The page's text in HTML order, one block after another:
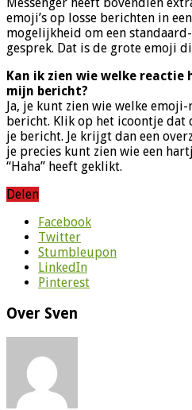
emoji’s op losse berichten in
mogelijkheid om een
gesprek. Dat is de grote emoji
Kan ik zien wie welke
mijn bericht?
Ja, je kunt zien wie welke
bericht. Klik op het icoontje dat
je bericht. Je krijgt dan een
je precies kunt zien wie een
“Haha” heeft geklikt.
Delen
Facebook
Twitter
Stumbleupon
LinkedIn
Pinterest
Over Sven